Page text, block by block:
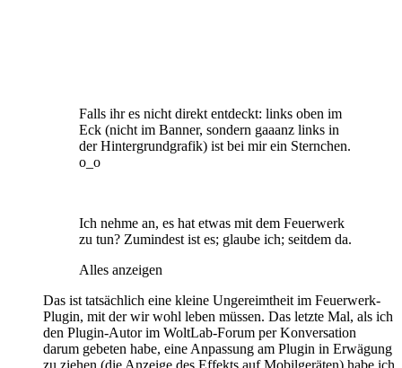
Falls ihr es nicht direkt entdeckt: links oben im
Eck (nicht im Banner, sondern gaaanz links in
der Hintergrundgrafik) ist bei mir ein Sternchen.
o_o
Ich nehme an, es hat etwas mit dem Feuerwerk
zu tun? Zumindest ist es; glaube ich; seitdem da.
Alles anzeigen
Das ist tatsächlich eine kleine Ungereimtheit im Feuerwerk-
Plugin, mit der wir wohl leben müssen. Das letzte Mal, als ich
den Plugin-Autor im WoltLab-Forum per Konversation
darum gebeten habe, eine Anpassung am Plugin in Erwägung
zu ziehen (die Anzeige des Effekts auf Mobilgeräten) habe ich